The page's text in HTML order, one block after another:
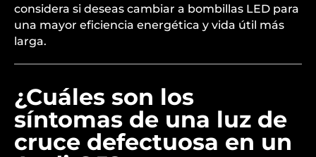
considera si deseas cambiar a bombillas LED para
una mayor eficiencia energética y vida útil más
larga.
¿Cuáles son los
síntomas de una luz de
cruce defectuosa en un